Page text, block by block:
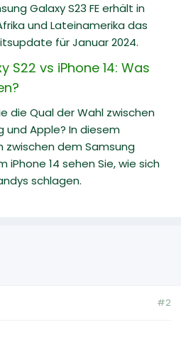
Galaxy S23 FE erhält in
und Lateinamerika das
für Januar 2024.
S22 vs iPhone 14: Was
die Qual der Wahl zwischen
und Apple? In diesem
zwischen dem Samsung
iPhone 14 sehen Sie, wie sich
schlagen.
#2